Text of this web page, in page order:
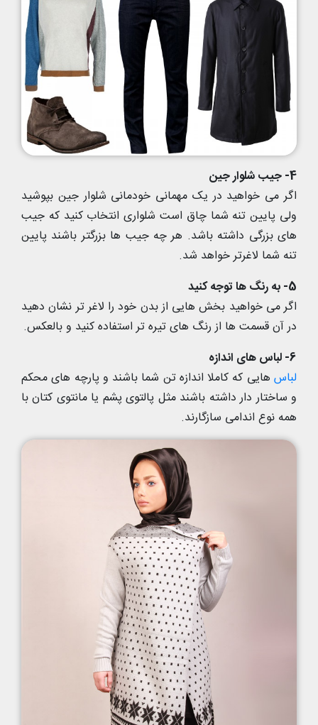
4- جیب شلوار جین
اگر می خواهید در یک مهمانی خودمانی شلوار جین بپوشید
ولی پایین تنه شما چاق است شلواری انتخاب کنید که جیب
های بزرگی داشته باشد. هر چه جیب ها بزرگتر باشند پایین
تنه شما لاغرتر خواهد شد.
5- به رنگ ها توجه کنید
اگر می خواهید بخش هایی از بدن خود را لاغر تر نشان دهید
در آن قسمت ها از رنگ های تیره تر استفاده کنید و بالعکس.
6- لباس های اندازه
لباس هایی که کاملا اندازه تن شما باشند و پارچه های محکم
و ساختار دار داشته باشند مثل پالتوی پشم یا مانتوی کتان با
همه نوع اندامی سازگارند.